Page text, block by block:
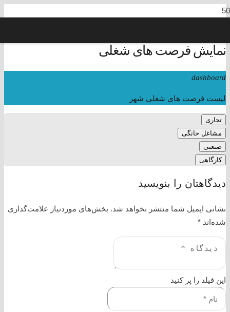
نمایش فرصت های شغلی
dashboard
لیست فرصت های شغلی شهر
تجاری
مشاغل خانگی
صنعتی
کارگاهی
دیدگاهتان را بنویسید
نشانی ایمیل شما منتشر نخواهد شد. بخش‌های موردنیاز علامت‌گذاری
شده‌اند *
این فیلد را پر کنید